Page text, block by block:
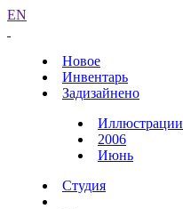
EN
Новое
Инвентарь
Задизайнено
Иллюстрации
2006
Июнь
Студия